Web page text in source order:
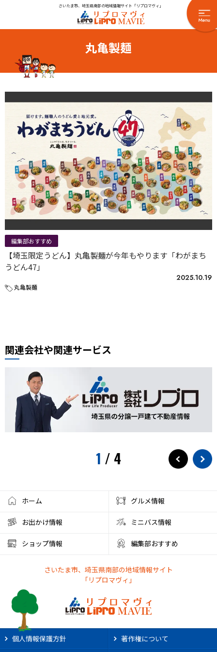
さいたま市、埼玉県南部の地域情報サイト「リプロマヴィ」
丸亀製麺
編集部おすすめ
【埼玉限定うどん】丸亀製麺が今年もやります「わがまち
うどん47」
2025.10.19
丸亀製麺
関連会社や関連サービス
1 / 4
ホーム グルメ情報
お出かけ情報 ミニバス情報
ショップ情報 編集部おすすめ
さいたま市、埼玉県南部の地域情報サイト
「リプロマヴィ」
個人情報保護方針 著作権について